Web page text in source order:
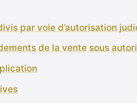
par voie d’autorisation
de la vente sous